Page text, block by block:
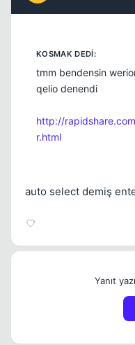
tmm bendensin
qelio denendi
http://
r.html
auto select demiş
Yanıt